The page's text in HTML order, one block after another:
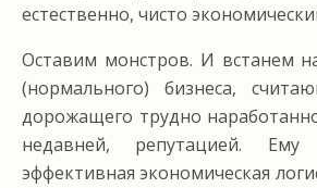
естественно, чисто
Оставим монстров. И встанем
(нормального) бизнеса,
дорожащего трудно
недавней, репутацией.
эффективная экономическая